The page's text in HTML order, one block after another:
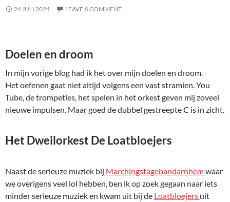
24 JULI 2024 LEAVE A COMMENT
Doelen en droom
In mijn vorige blog had ik het over mijn doelen en droom.
Het oefenen gaat niet altijd volgens een vast stramien. You
Tube, de trompetles, het spelen in het orkest geven mij zoveel
nieuwe impulsen. Maar goed de dubbel gestreepte C is in zicht.
Het Dweilorkest De Loatbloejers
Naast de serieuze muziek bij Marchingstagebandarnhemwaar
we overigens veel lol hebben, ben ik op zoek gegaan naar iets
minder serieuze muziek en kwam uit bij de Loatbloejers uit